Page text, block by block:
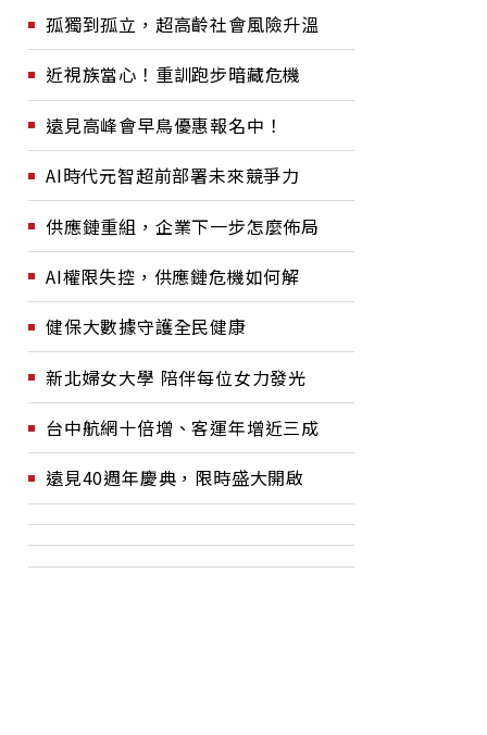
孤獨到孤立，超高齡社會風險升溫
近視族當心！重訓跑步暗藏危機
遠見高峰會早鳥優惠報名中！
AI時代元智超前部署未來競爭力
供應鏈重組，企業下一步怎麼佈局
AI權限失控，供應鏈危機如何解
健保大數據守護全民健康
新北婦女大學 陪伴每位女力發光
台中航網十倍增、客運年增近三成
遠見40週年慶典，限時盛大開啟